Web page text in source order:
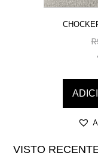
VISTO